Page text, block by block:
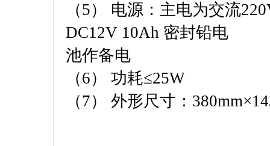
（5） 电源：主电为交流
DC12V 10Ah 密封铅电
池作备电
（6） 功耗≤25W
（7） 外形尺寸：